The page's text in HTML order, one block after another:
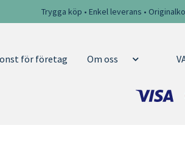
Trygga köp • Enkel leverans •
för företag Om oss